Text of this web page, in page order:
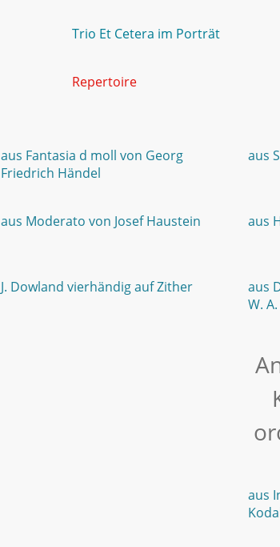
Trio Et Cetera im Porträt
Repertoire
aus Fantasia d moll von Georg
Friedrich Händel
aus Moderato von Josef Haustein
J. Dowland vierhändig auf Zither
aus
aus
aus
W.
aus